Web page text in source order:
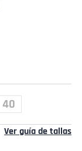
40
Ver guía de tallas